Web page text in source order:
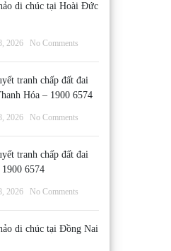
di chúc tại Hoài Đức
2026 No Comments
tranh chấp đất đai
Hóa – 1900 6574
2026 No Comments
tranh chấp đất đai
6574
2026 No Comments
di chúc tại Đồng Nai